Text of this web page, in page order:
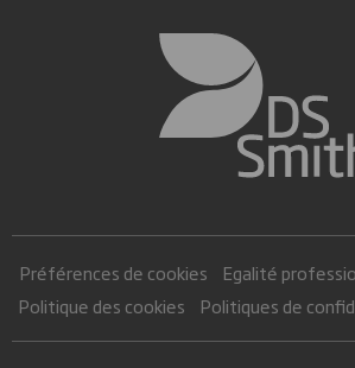
Préférences de cookies Egalité
Politique des cookies
Politiques de